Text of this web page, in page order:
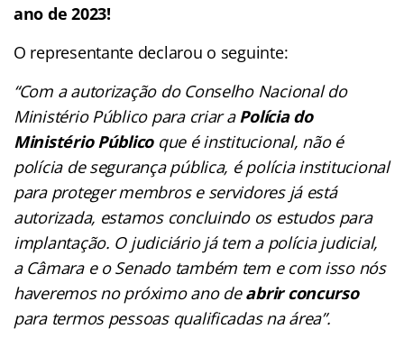
ano de 2023!
O representante declarou o seguinte:
“Com a autorização do Conselho Nacional do
Ministério Público para criar aPolícia do
Ministério Públicoque é institucional, não é
polícia de segurança pública, é polícia institucional
para proteger membros e servidores já está
autorizada, estamos concluindo os estudos para
implantação. O judiciário já tem a polícia judicial,
a Câmara e o Senado também tem e com isso nós
haveremos no próximo ano deabrir concurso
para termos pessoas qualificadas na área”.